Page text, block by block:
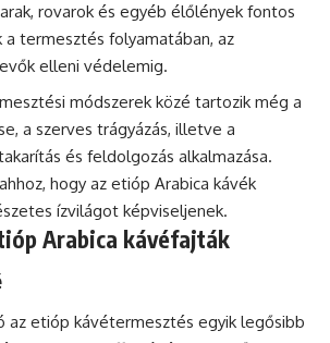
rovarok és egyéb élőlények fontos
a termesztés folyamatában, az
elleni védelemig.
módszerek közé tartozik még a
a szerves trágyázás, illetve a
és feldolgozás alkalmazása.
hogy az etióp Arabica kávék
ízvilágot képviseljenek.
Arabica kávéfajták
az etióp kávétermesztés egyik legősibb